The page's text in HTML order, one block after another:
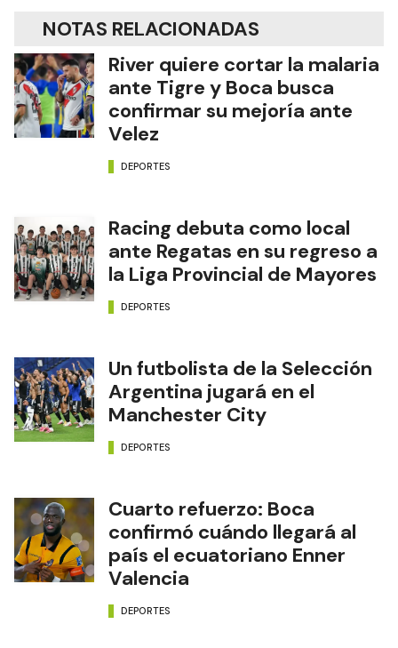
NOTAS RELACIONADAS
River quiere cortar la malaria
ante Tigre y Boca busca
confirmar su mejoría ante
Velez
DEPORTES
Racing debuta como local
ante Regatas en su regreso a
la Liga Provincial de Mayores
DEPORTES
Un futbolista de la Selección
Argentina jugará en el
Manchester City
DEPORTES
Cuarto refuerzo: Boca
confirmó cuándo llegará al
país el ecuatoriano Enner
Valencia
DEPORTES